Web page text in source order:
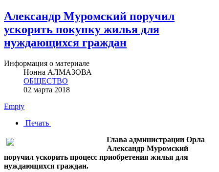
Александр Муромский поручил
ускорить покупку жилья для
нуждающихся граждан
Информация о материале
Нонна АЛМАЗОВА
ОБЩЕСТВО
02 марта 2018
Empty
Печать
Глава администрации Орла
Александр Муромский
поручил ускорить процесс приобретения жилья для
нуждающихся граждан.